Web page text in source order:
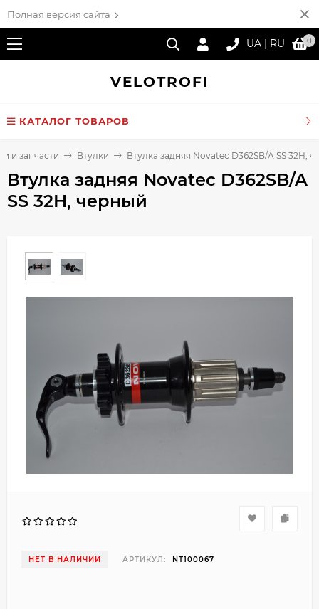
Полная версия сайта
UA | RU 0
VELOTROFI
КАТАЛОГ ТОВАРОВ
и запчасти Втулки Втулка задняя Novatec D362SB/A SS 32H,
Втулка задняя Novatec D362SB/A
SS 32H, черный
НЕТ В НАЛИЧИИ АРТИКУЛ: NT100067